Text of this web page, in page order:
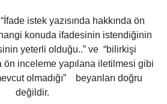
istek yazısında hakkında ön
konuda ifadesinin istendiğinin
yeterli olduğu..” ve “bilirkişi
ön inceleme yapılana iletilmesi gibi
olmadığı” beyanları doğru
değildir.